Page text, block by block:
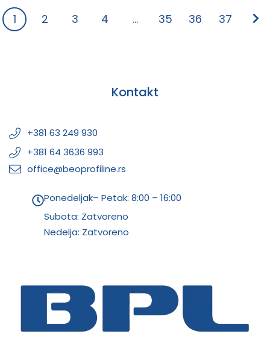
1 2 3 4 … 35 36 37
Kontakt
+381 63 249 930
+381 64 3636 993
office@beoprofiline.rs
Ponedeljak– Petak: 8:00 – 16:00
Subota: Zatvoreno
Nedelja: Zatvoreno